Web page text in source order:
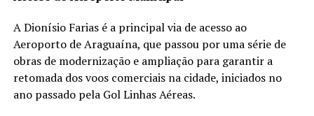
A Dionísio Farias é a principal via de acesso ao
Aeroporto de Araguaína, que passou por uma série de
obras de modernização e ampliação para garantir a
retomada dos voos comerciais na cidade, iniciados no
ano passado pela Gol Linhas Aéreas.